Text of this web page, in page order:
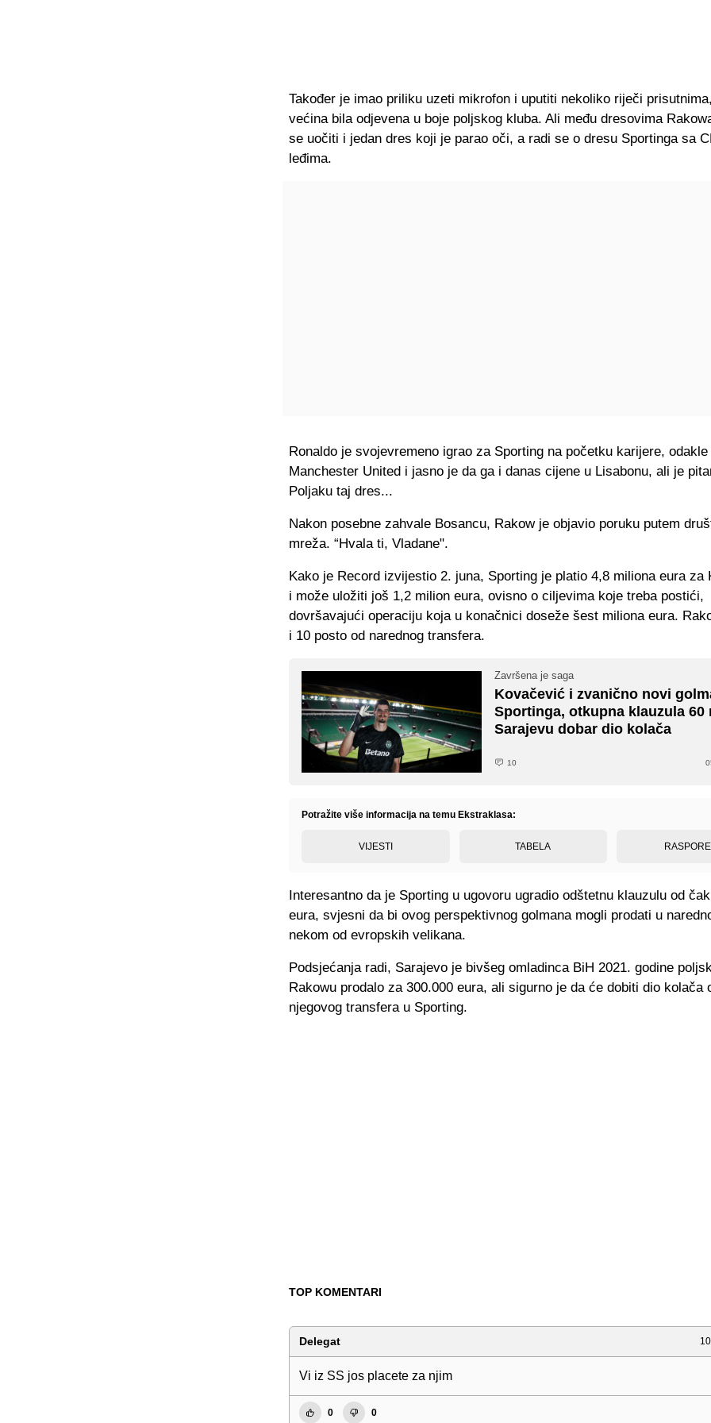
Također je imao priliku uzeti mikrofon i uputiti nekoliko riječi
većina bila odjevena u boje poljskog kluba. Ali među dresovima
se uočiti i jedan dres koji je parao oči, a radi se o dresu Sportinga sa
leđima.
Ronaldo je svojevremeno igrao za Sporting na početku karijere,
Manchester United i jasno je da ga i danas cijene u Lisabonu, ali je
Poljaku taj dres...
Nakon posebne zahvale Bosancu, Rakow je objavio poruku putem
mreža. “Hvala ti, Vladane".
Kako je Record izvijestio 2. juna, Sporting je platio 4,8 miliona eura za
i može uložiti još 1,2 milion eura, ovisno o ciljevima koje treba postići,
dovršavajući operaciju koja u konačnici doseže šest miliona eura.
i 10 posto od narednog transfera.
Završena je saga
Kovačević i zvanično novi
Sportinga, otkupna klauzula 60
Sarajevu dobar dio kolača
10
Potražite više informacija na temu Ekstraklasa:
VIJESTI TABELA
Interesantno da je Sporting u ugovoru ugradio odštetnu klauzulu od
eura, svjesni da bi ovog perspektivnog golmana mogli prodati u
nekom od evropskih velikana.
Podsjećanja radi, Sarajevo je bivšeg omladinca BiH 2021. godine
Rakowu prodalo za 300.000 eura, ali sigurno je da će dobiti dio kolača
njegovog transfera u Sporting.
TOP KOMENTARI
Delegat
Vi iz SS jos placete za njim
0 0